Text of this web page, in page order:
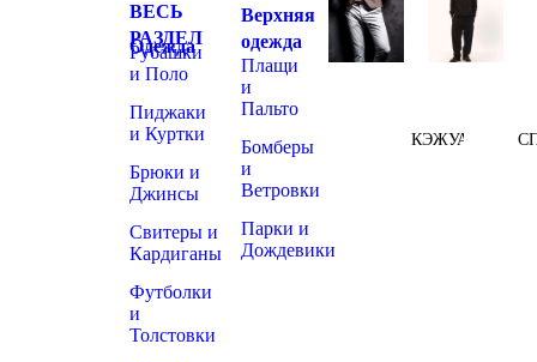
ВЕСЬ
РАЗДЕЛ
Одежда
Рубашки
и Поло
Пиджаки
и Куртки
Брюки и
Джинсы
Свитеры и
Кардиганы
Футболки
и
Толстовки
Верхняя
одежда
Плащи
и
Пальто
Бомберы
и
Ветровки
Парки и
Дождевики
КЭЖУАЛ